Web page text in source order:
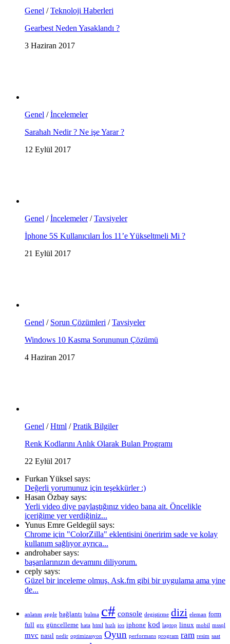
Genel /Teknoloji Haberleri
Gearbest Neden Yasaklandı ?
3 Haziran 2017
Genel /İncelemeler
Sarahah Nedir ? Ne işe Yarar ?
12 Eylül 2017
Genel /İncelemeler/Tavsiyeler
İphone 5S Kullanıcıları İos 11’e Yükseltmeli Mi ?
21 Eylül 2017
Genel / Sorun Çözümleri /Tavsiyeler
Windows 10 Kasma Sorununun Çözümü
4 Haziran 2017
Genel /Html /Pratik Bilgiler
Renk Kodlarını Anlık Olarak Bulan Programı
22 Eylül 2017
Furkan Yüksel says:
Değerli yorumunuz için teşekkürler :)
Hasan Özbay says:
Yerli video diye paylaştığınız video bana ait. Öncelikle
içeriğime yer verdiğiniz...
Yunus Emre Geldegül says:
Chrome için "ColorZilla" eklentisini öneririm sade ve kolay
kullanım sağlıyor ayrıca...
androhaber says:
başarılarınızın devamını diliyorum.
ceply says:
Güzel bir inceleme olmuş. Ask.fm gibi bir uygulama ama yine
de...
anlatım apple bağlantı bulma c# console degiştirme dizi eleman form
full gtx güncelleme hata html hızlı ios iphone kod laptop linux mobil mssql
mvc nasıl nedir optimizasyon Oyun performans program ram resim saat